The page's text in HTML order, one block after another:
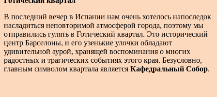
В последний вечер в Испании нам очень хотелось напоследок
насладиться неповторимой атмосферой города, поэтому мы
отправились гулять в Готический квартал. Это исторический
центр Барселоны, и его узенькие улочки обладают
удивительной аурой, хранящей воспоминания о многих
радостных и трагических событиях этого края. Безусловно,
главным символом квартала является Кафедральный Собор.